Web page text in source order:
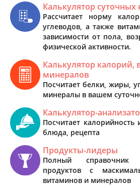
Калькулятор
Рассчитает норму
углеводов, а также
зависимости от пола,
физической активности.
Калькулятор калорий,
минералов
Посчитает белки, жиры,
минералы в вашем
Калькулятор-
Посчитает калорийность
блюда, рецепта
Продукты-лидеры
Полный справочник
продуктов с
витаминов и минералов